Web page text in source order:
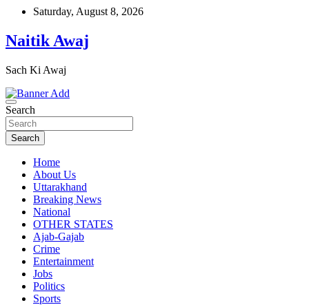
Skip
content
Saturday, August 8, 2026
Naitik Awaj
Sach Ki Awaj
Search
Search
Home
About Us
Uttarakhand
Breaking News
National
OTHER STATES
Ajab-Gajab
Crime
Entertainment
Jobs
Politics
Sports